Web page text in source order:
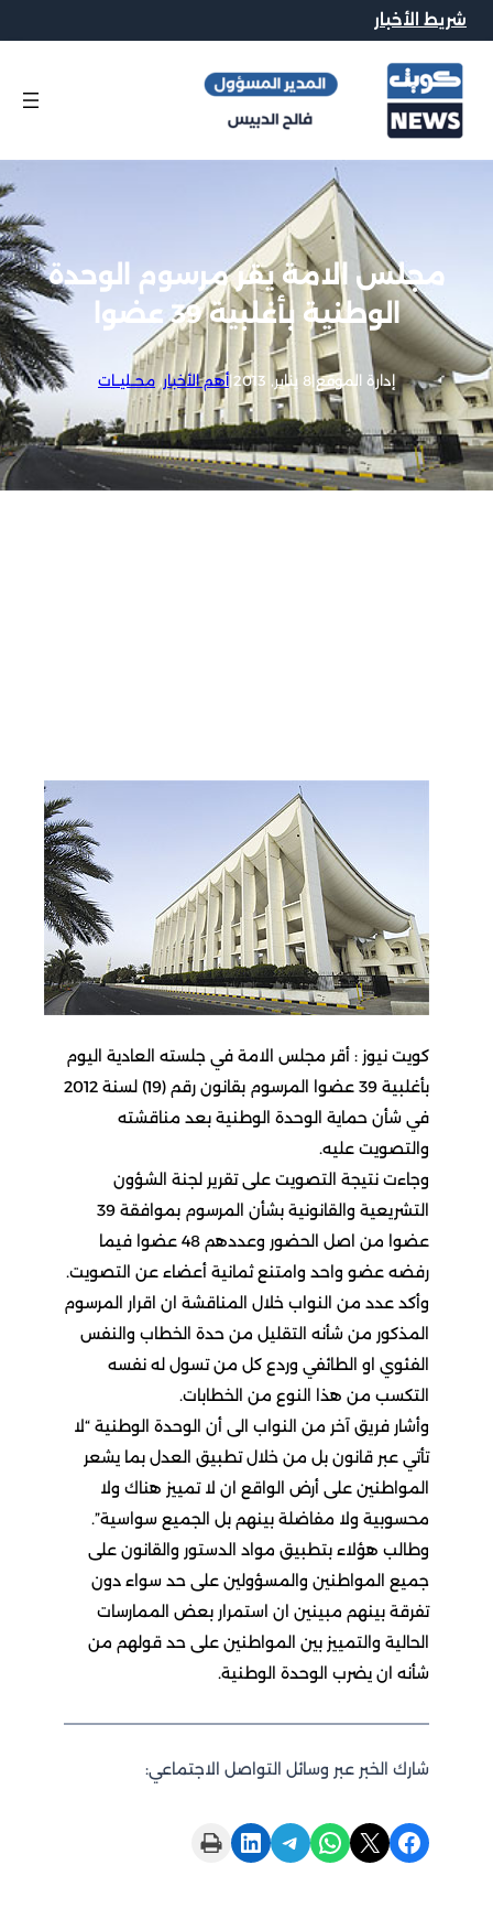
شريط الأخبار
مجلس الامة يقر مرسوم الوحدة
الوطنية بأغلبية 39 عضوا
إدارة الموقع 8 يناير, 2013 |أهم الأخبار, محــليــات
كويت نيوز : أقر مجلس الامة في جلسته العادية اليوم
بأغلبية 39 عضوا المرسوم بقانون رقم (19) لسنة 2012
في شأن حماية الوحدة الوطنية بعد مناقشته
والتصويت عليه.
وجاءت نتيجة التصويت على تقرير لجنة الشؤون
التشريعية والقانونية بشأن المرسوم بموافقة 39
عضوا من اصل الحضور وعددهم 48 عضوا فيما
رفضه عضو واحد وامتنع ثمانية أعضاء عن التصويت.
وأكد عدد من النواب خلال المناقشة ان اقرار المرسوم
المذكور من شأنه التقليل من حدة الخطاب والنفس
الفئوي او الطائفي وردع كل من تسول له نفسه
التكسب من هذا النوع من الخطابات.
وأشار فريق آخر من النواب الى أن الوحدة الوطنية “لا
تأتي عبر قانون بل من خلال تطبيق العدل بما يشعر
المواطنين على أرض الواقع ان لا تمييز هناك ولا
محسوبية ولا مفاضلة بينهم بل الجميع سواسية”.
وطالب هؤلاء بتطبيق مواد الدستور والقانون على
جميع المواطنين والمسؤولين على حد سواء دون
تفرقة بينهم مبينين ان استمرار بعض الممارسات
الحالية والتمييز بين المواطنين على حد قولهم من
شأنه ان يضرب الوحدة الوطنية.
شارك الخبر عبر وسائل التواصل الاجتماعي:
Share on Facebook
Share on X
Share on WhatsApp
Share on Telegram
Share on LinkedIn
Print this Page